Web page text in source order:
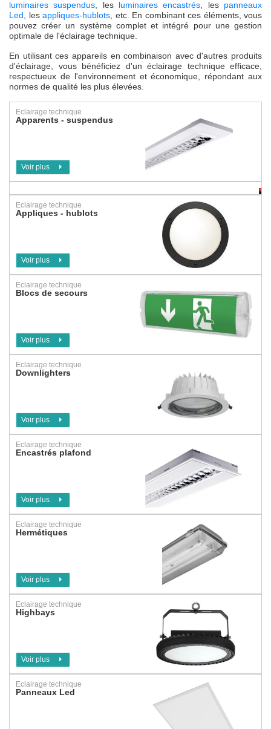
luminaires suspendus , les luminaires encastrés , les panneaux
Led , les appliques-hublots , etc. En combinant ces éléments, vous
pouvez créer un système complet et intégré pour une gestion
optimale de l'éclairage technique.
En utilisant ces appareils en combinaison avec d'autres produits
d'éclairage, vous bénéficiez d'un éclairage technique efficace,
respectueux de l'environnement et économique, répondant aux
normes de qualité les plus élevées.
Eclairage technique
Apparents - suspendus
Voir plus
Eclairage technique
Appliques - hublots
Voir plus
Eclairage technique
Blocs de secours
Voir plus
Eclairage technique
Downlighters
Voir plus
Eclairage technique
Encastrés plafond
Voir plus
Eclairage technique
Hermétiques
Voir plus
Eclairage technique
Highbays
Voir plus
Eclairage technique
Panneaux Led